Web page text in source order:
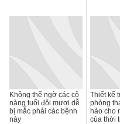
Không thể ngờ các cô
nàng tuổi đôi mươi dễ
bị mắc phải các bệnh
này
Thiết kế
phòng
hảo cho
của thời